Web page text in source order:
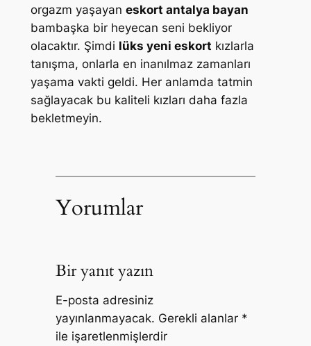
orgazm yaşayan eskort antalya bayan
bambaşka bir heyecan seni bekliyor
olacaktır. Şimdi lüks yeni eskort kızlarla
tanışma, onlarla en inanılmaz zamanları
yaşama vakti geldi. Her anlamda tatmin
sağlayacak bu kaliteli kızları daha fazla
bekletmeyin.
Yorumlar
Bir yanıt yazın
E-posta adresiniz
yayınlanmayacak. Gerekli alanlar *
ile işaretlenmişlerdir